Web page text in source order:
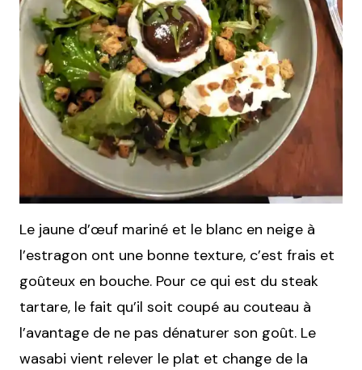
Le jaune d’œuf mariné et le blanc en neige à
l’estragon ont une bonne texture, c’est frais et
goûteux en bouche. Pour ce qui est du steak
tartare, le fait qu’il soit coupé au couteau à
l’avantage de ne pas dénaturer son goût. Le
wasabi vient relever le plat et change de la